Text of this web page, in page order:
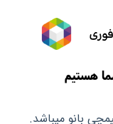
بانو میباشد.
هستیم